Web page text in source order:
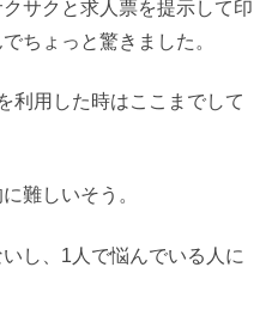
サクと求人票を提示して印
ちょっと驚きました。
利用した時はここまでして
難しいそう。
し、1人で悩んでいる人に